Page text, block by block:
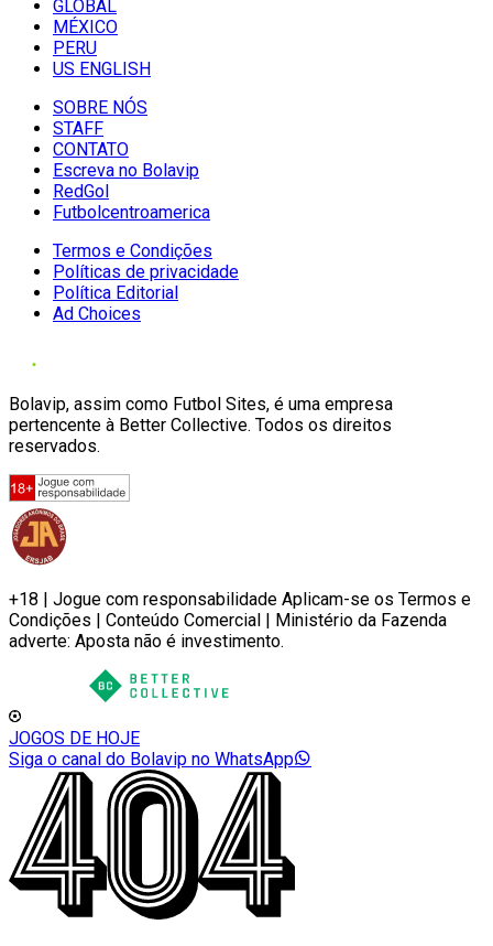
GLOBAL
MÉXICO
PERU
US ENGLISH
SOBRE NÓS
STAFF
CONTATO
Escreva no Bolavip
RedGol
Futbolcentroamerica
Termos e Condições
Políticas de privacidade
Política Editorial
Ad Choices
Bolavip, assim como Futbol Sites, é uma empresa
pertencente à Better Collective. Todos os direitos
reservados.
+18 | Jogue com responsabilidade Aplicam-se os Termos e
Condições | Conteúdo Comercial | Ministério da Fazenda
adverte: Aposta não é investimento.
JOGOS DE HOJE
Siga o canal do Bolavip no WhatsApp